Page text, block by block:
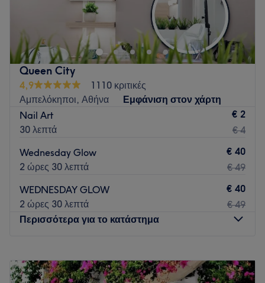
Το Nēru Nail Bar είναι ένας σύγχρονος και προσεγμένος
χώρος αφιερωμένος στην περιποίηση άκρων, με έμφαση
στην καθαριότητα, τη λεπτομέρεια και την αισθητική.
Προσφέρουμε εξατομικευμένες υπηρεσίες μανικιούρ και
πεντικιούρ, προσαρμοσμένες στις ανάγκες κάθε
πελάτισσας, με στόχο το άψογο και φυσικό αποτέλεσμα.
Κάθε ραντεβού αντιμετωπίζεται με επαγγελματισμό,
φροντίδα και σεβασμό στον χρόνο σας.
Queen City
4,9
1110 κριτικές
Αμπελόκηποι, Αθήνα
Εμφάνιση στον χάρτη
Nail Art
30 λεπτά
€ 2
€ 4
Wednesday Glow
2 ώρες 30 λεπτά
€ 40
€ 49
WEDNESDAY GLOW
2 ώρες 30 λεπτά
€ 40
€ 49
Περισσότερα για το κατάστημα
Τρίτη
12:30–20:30